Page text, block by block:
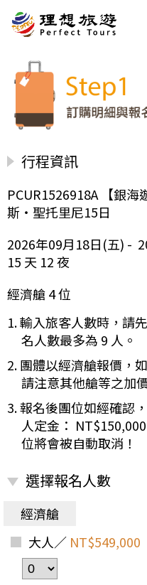
行程資訊
PCUR1526918A 【銀
斯・聖托里尼15日
2026年09月18日(五) -
15 天 12 夜
經濟艙 4 位
1. 輸入旅客人數時，請
名人數最多為 9 人。
2. 團體以經濟艙報價，
請注意其他艙等之加
3. 報名後團位如經確認
人定金：
位將會被自動取消！
選擇報名人數
經濟艙
大人／ NT$549,000